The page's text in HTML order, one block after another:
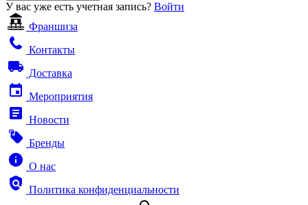
У вас уже есть учетная запись? Войти
Франшиза
Контакты
Доставка
Мероприятия
Новости
Бренды
О нас
Политика конфиденциальности